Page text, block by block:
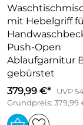
mit Hebelgriff
Push-Open
Ablaufgarnitur
gebürstet
379,99 €*
UVP
Grundpreis: 379,99